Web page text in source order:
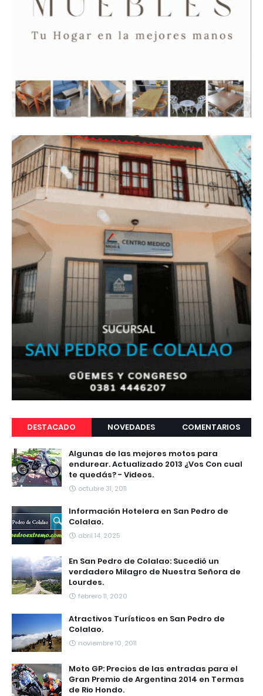
DESTACADO NOVEDADES COMENTARIOS
Algunas de las mejores motos para
endurear. Actualizado 2013 ¿Vos Con cual
te quedás? - Videos.
octubre 31, 2011
Información Hotelera en San Pedro de
Colalao.
abril 14, 2025
En San Pedro de Colalao: Sucedió un
verdadero Milagro de Nuestra Señora de
Lourdes.
febrero 11, 2020
Atractivos Turísticos en San Pedro de
Colalao.
noviembre 10, 2011
Moto GP: Precios de las entradas para el
Gran Premio de Argentina 2014 en Termas
de Rio Hondo.